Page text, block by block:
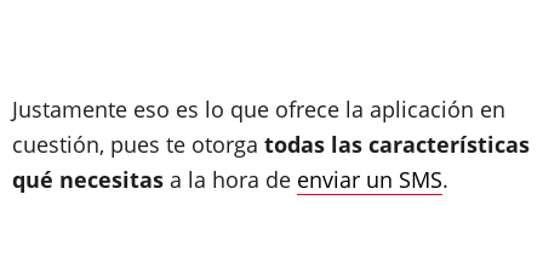
Justamente eso es lo que ofrece la aplicación en
cuestión, pues te otorga todas las características
qué necesitas a la hora de enviar un SMS.